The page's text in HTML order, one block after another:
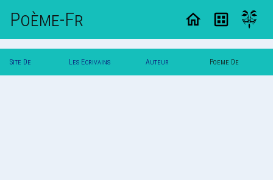
Poème-Fr
Site De Les Ecrivains Auteur Poeme De